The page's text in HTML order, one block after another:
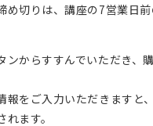
め切りは、講座の7営業日前
ンからすすんでいただき、
報をご入力いただきますと
ます。